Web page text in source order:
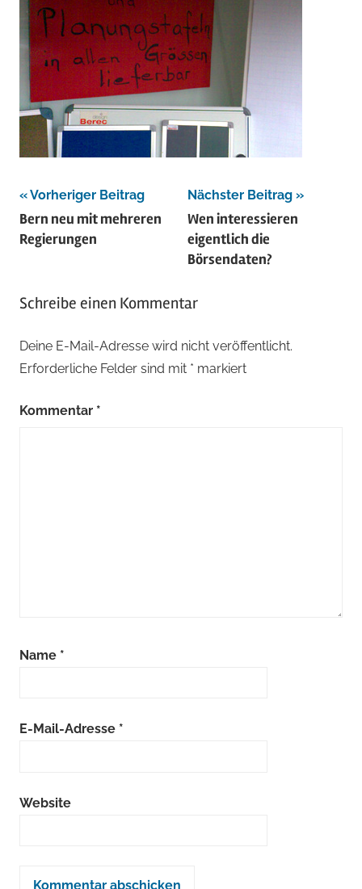
Beitragsnavigation
Vorheriger Beitrag
Bern neu mit mehreren
Regierungen
Nächster Beitrag
Wen interessieren
eigentlich die
Börsendaten?
Schreibe einen Kommentar
Deine E-Mail-Adresse wird nicht veröffentlicht.
Erforderliche Felder sind mit * markiert
Kommentar *
Name *
E-Mail-Adresse *
Website